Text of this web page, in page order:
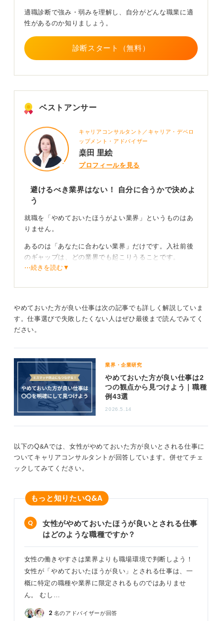
ょう。
適職診断で強み・弱みを理解し、自分がどんな職業に適
性があるのか知りましょう。
診断スタート（無料）
ベストアンサー
キャリアコンサルタント／キャリア・デベロ
ップメント・アドバイザー
桒田 里絵
プロフィールを見る
避けるべき業界はない！ 自分に合うかで決めよ
う
就職を「やめておいたほうがよい業界」というものはあ
りません。
あるのは「あなたに合わない業界」だけです。入社前後
のギャップは、どの業界でも起こりうることです。
求してみても良いと思います。
ギャップをどうとらえるか！ 判断基準を定めておこ
大切なのは、特定の業界を色眼鏡で見るのではなく、ギ
ャップに直面したときに、自分が何を基準に判断し、ど
う行動するかです。人をだますのは許せない、というよ
うに「ここから先は受け入れられない」という自分なり
の基準を考えておきましょう。
他人が後悔したからといって、あなたも後悔するとは限
く、自分自身の価値観や判断基準を明確にしておくこと
が、後悔しない選択につながります。
⋯続きを読む▼
やめておいた方が良い仕事は次の記事でも詳しく解説していま
す。仕事選びで失敗したくない人はぜひ最後まで読んでみてく
ださい。
業界・企業研究
やめておいた方が良い仕事は2
つの観点から見つけよう｜職種
例43選
2026.5.14
以下のQ&Aでは、女性がやめておいた方が良いとされる仕事に
ついてキャリアコンサルタントが回答しています。併せてチェ
ックしてみてください。
もっと知りたいQ&A
女性がやめておいたほうが良いとされる仕事
はどのような職種ですか？
女性の働きやすさは業界よりも職場環境で判断しよう！
女性が「やめておいたほうが良い」とされる仕事は、一
概に特定の職種や業界に限定されるものではありませ
ん。 むし…
2 名のアドバイザーが回答